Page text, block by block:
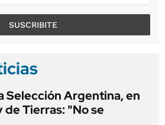
SUSCRIBITE
Selección Argentina, en
Tierras: "No se